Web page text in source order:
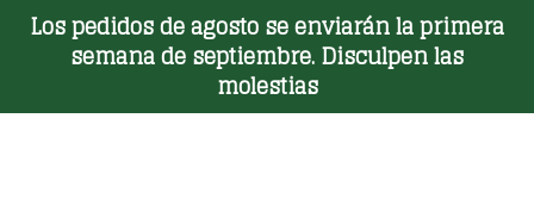
Los pedidos de agosto se enviarán la primera
semana de septiembre. Disculpen las
molestias
Toggle Menu